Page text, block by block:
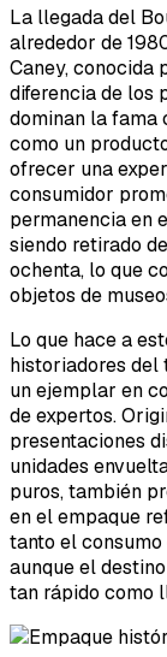
La llegada del
alrededor de
Caney, conocida
diferencia de los
dominan la fama
como un
ofrecer una
consumidor
permanencia en
siendo retirado
ochenta, lo que
objetos de
Lo que hace a
historiadores del
un ejemplar en
de expertos.
presentaciones
unidades
puros, también
en el empaque
tanto el
aunque el
tan rápido como